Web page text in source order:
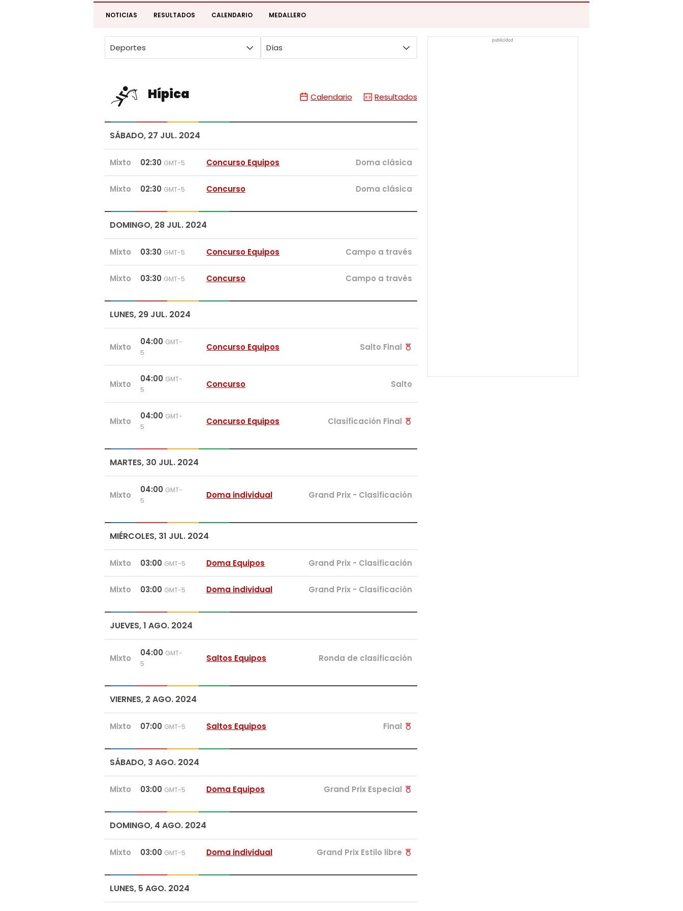
NOTICIAS RESULTADOS CALENDARIO MEDALLERO
Deportes Días
Hípica Calendario Resultados
SÁBADO, 27 JUL. 2024
Mixto 02:30 GMT-5 Concurso Equipos Doma clásica
Mixto 02:30 GMT-5 Concurso Doma clásica
DOMINGO, 28 JUL. 2024
Mixto 03:30 GMT-5 Concurso Equipos Campo a través
Mixto 03:30 GMT-5 Concurso Campo a través
LUNES, 29 JUL. 2024
Mixto 04:00 GMT-
5
Concurso Equipos Salto Final
Mixto 04:00 GMT-
5
Concurso Salto
Mixto 04:00 GMT-
5
Concurso Equipos Clasificación Final
MARTES, 30 JUL. 2024
Mixto 04:00 GMT-
5
Doma individual Grand Prix - Clasificación
MIÉRCOLES, 31 JUL. 2024
Mixto 03:00 GMT-5 Doma Equipos Grand Prix - Clasificación
Mixto 03:00 GMT-5 Doma individual Grand Prix - Clasificación
JUEVES, 1 AGO. 2024
Mixto 04:00 GMT-
5
Saltos Equipos Ronda de clasificación
VIERNES, 2 AGO. 2024
Mixto 07:00 GMT-5 Saltos Equipos Final
SÁBADO, 3 AGO. 2024
Mixto 03:00 GMT-5 Doma Equipos Grand Prix Especial
DOMINGO, 4 AGO. 2024
Mixto 03:00 GMT-5 Doma individual Grand Prix Estilo libre
LUNES, 5 AGO. 2024